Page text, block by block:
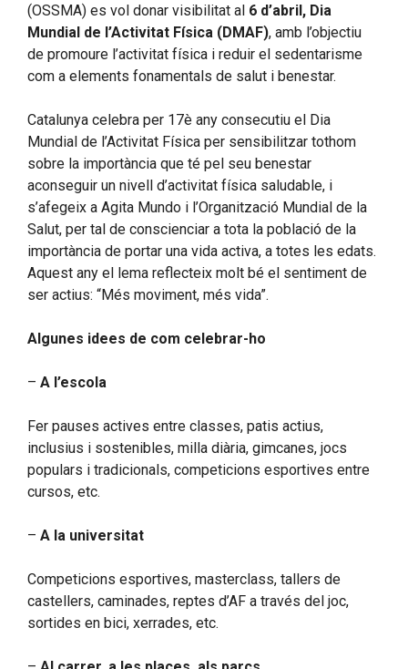
(OSSMA) es vol donar visibilitat al 6 d’abril, Dia
Mundial de l’Activitat Física (DMAF), amb l’objectiu
de promoure l’activitat física i reduir el sedentarisme
com a elements fonamentals de salut i benestar.
Catalunya celebra per 17è any consecutiu el Dia
Mundial de l’Activitat Física per sensibilitzar tothom
sobre la importància que té pel seu benestar
aconseguir un nivell d’activitat física saludable, i
s’afegeix a Agita Mundo i l’Organització Mundial de la
Salut, per tal de conscienciar a tota la població de la
importància de portar una vida activa, a totes les edats.
Aquest any el lema reflecteix molt bé el sentiment de
ser actius: “Més moviment, més vida”.
Algunes idees de com celebrar-ho
– A l’escola
Fer pauses actives entre classes, patis actius,
inclusius i sostenibles, milla diària, gimcanes, jocs
populars i tradicionals, competicions esportives entre
cursos, etc.
– A la universitat
Competicions esportives, masterclass, tallers de
castellers, caminades, reptes d’AF a través del joc,
sortides en bici, xerrades, etc.